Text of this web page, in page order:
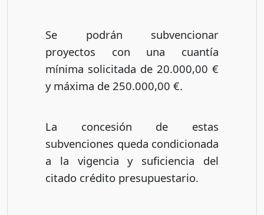
Se podrán subvencionar
proyectos con una cuantía
mínima solicitada de 20.000,00 €
y máxima de 250.000,00 €.
La concesión de estas
subvenciones queda condicionada
a la vigencia y suficiencia del
citado crédito presupuestario.